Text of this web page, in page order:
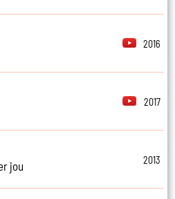
2016
2017
jou
2013